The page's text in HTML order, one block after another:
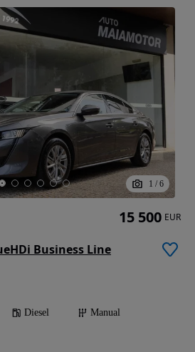
1 / 6
Business Line
Diesel
Manual
15 500 EUR